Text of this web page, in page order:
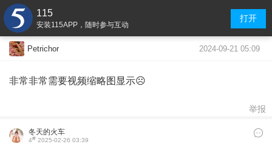
115
安装115APP，随时参与互动
打开
Petrichor 2024-09-21 05:09
非常非常需要视频缩略图显示☹️
举报
冬天的火车
4# 2025-02-26 03:39